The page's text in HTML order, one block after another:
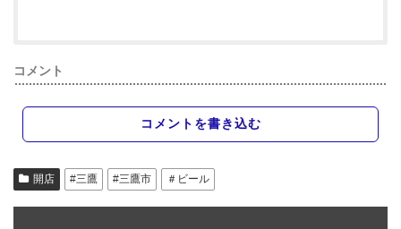
コメント
コメントを書き込む
開店 #三鷹 #三鷹市 ＃ビール